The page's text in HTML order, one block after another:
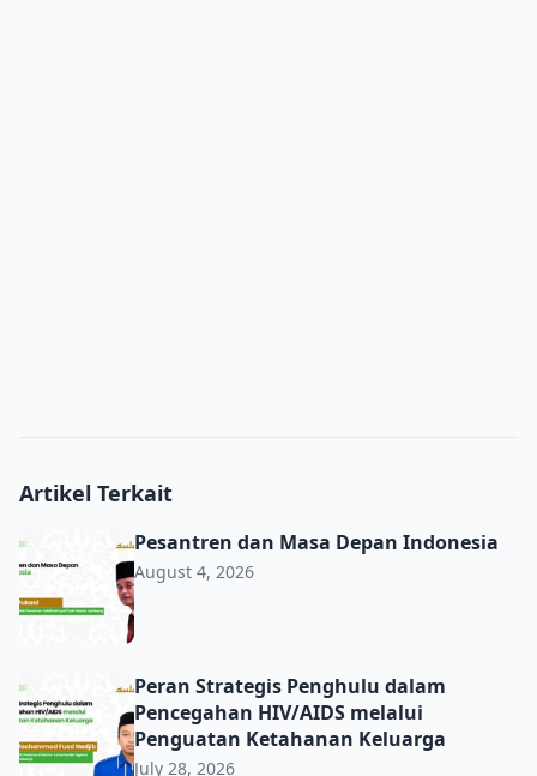
Artikel Terkait
Pesantren dan Masa Depan Indonesia
Pesantren dan Masa Depan Indonesia
August 4, 2026
Peran Strategis Penghulu dalam Pencegahan HIV/AIDS
Peran Strategis Penghulu dalam
Pencegahan HIV/AIDS melalui
Penguatan Ketahanan Keluarga
July 28, 2026